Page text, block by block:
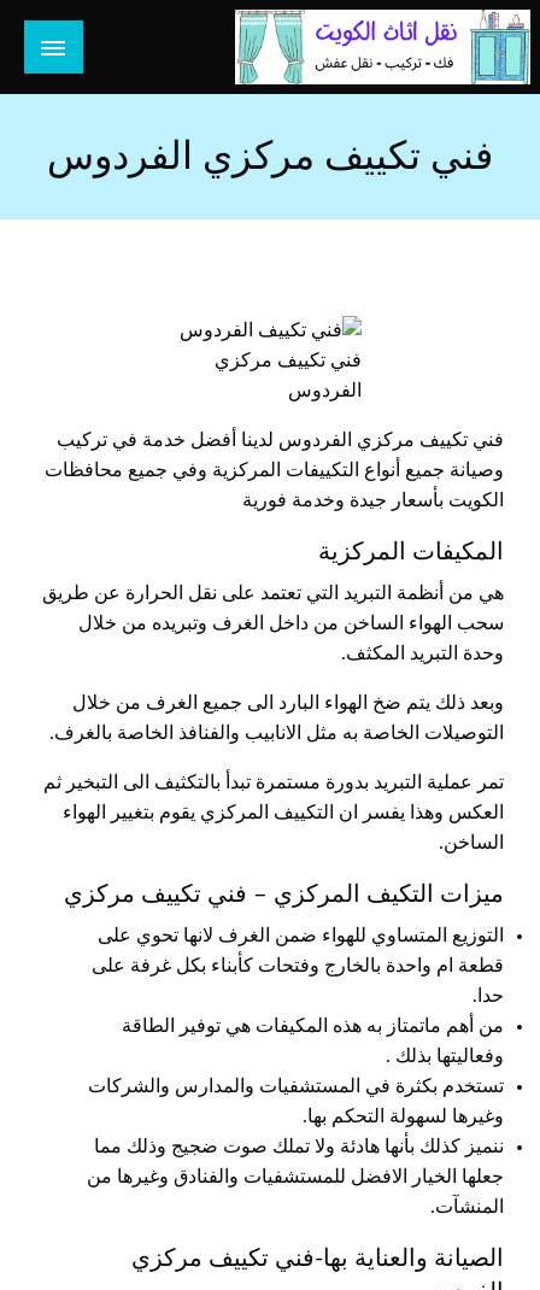
التخطي
إلى
المحتوى
هل تبحث عن أفضل خدمات بالكويت؟ خدمة فك نقل تركيب صيانة
فني تكييف مركزي الفردوس
فني تكييف مركزي
الفردوس
فني تكييف مركزي الفردوس لدينا أفضل خدمة في تركيب
وصيانة جميع أنواع التكييفات المركزية وفي جميع محافظات
الكويت بأسعار جيدة وخدمة فورية
المكيفات المركزية
هي من أنظمة التبريد التي تعتمد على نقل الحرارة عن طريق
سحب الهواء الساخن من داخل الغرف وتبريده من خلال
وحدة التبريد المكثف.
وبعد ذلك يتم ضخ الهواء البارد الى جميع الغرف من خلال
التوصيلات الخاصة به مثل الانابيب والفنافذ الخاصة بالغرف.
تمر عملية التبريد بدورة مستمرة تبدأ بالتكثيف الى التبخير ثم
العكس وهذا يفسر ان التكييف المركزي يقوم بتغيير الهواء
الساخن.
ميزات التكيف المركزي – فني تكييف مركزي
التوزيع المتساوي للهواء ضمن الغرف لانها تحوي على
قطعة ام واحدة بالخارج وفتحات كأبناء بكل غرفة على
حدا.
من أهم ماتمتاز به هذه المكيفات هي توفير الطاقة
وفعاليتها بذلك .
تستخدم بكثرة في المستشفيات والمدارس والشركات
وغيرها لسهولة التحكم بها.
ننميز كذلك بأنها هادئة ولا تملك صوت ضجيج وذلك مما
جعلها الخيار الافضل للمستشفيات والفنادق وغيرها من
المنشآت.
الصيانة والعناية بها-فني تكييف مركزي